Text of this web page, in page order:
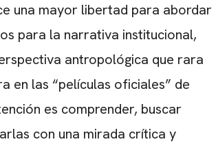
una mayor libertad para abordar
para la narrativa institucional,
antropológica que rara
en las “películas oficiales” de
es comprender, buscar
con una mirada crítica y